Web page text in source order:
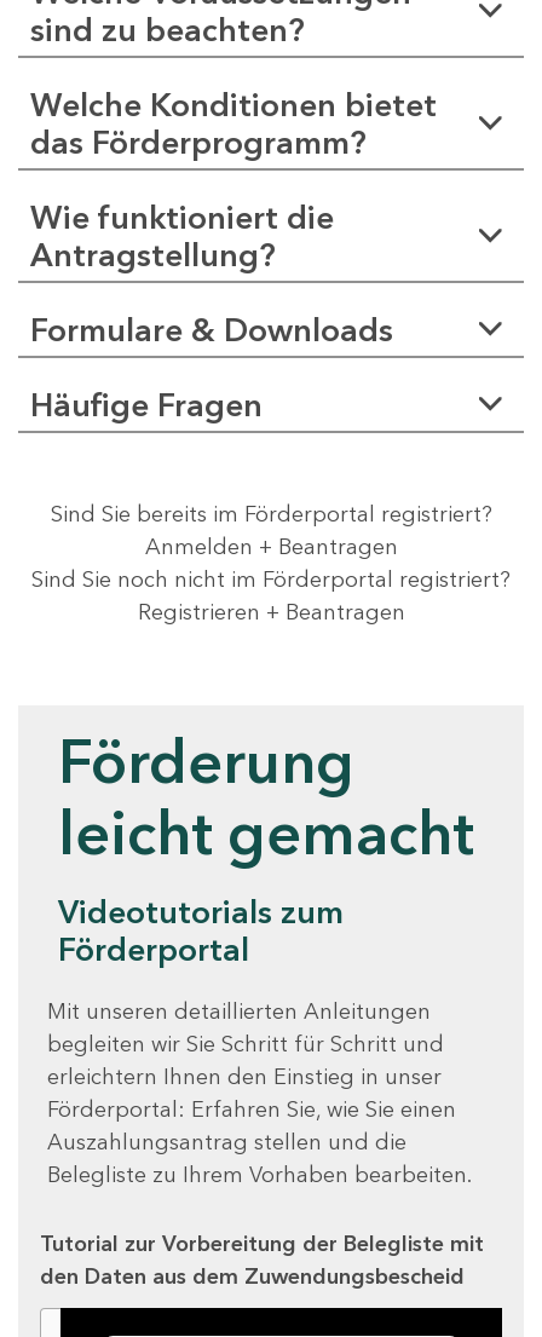
sind zu beachten?
Welche Konditionen bietet
das Förderprogramm?
Wie funktioniert die
Antragstellung?
Formulare & Downloads
Häufige Fragen
Sind Sie bereits im Förderportal registriert?
Anmelden + Beantragen
Sind Sie noch nicht im Förderportal registriert?
Registrieren + Beantragen
Förderung
leicht gemacht
Videotutorials zum
Förderportal
Mit unseren detaillierten Anleitungen
begleiten wir Sie Schritt für Schritt und
erleichtern Ihnen den Einstieg in unser
Förderportal: Erfahren Sie, wie Sie einen
Auszahlungsantrag stellen und die
Belegliste zu Ihrem Vorhaben bearbeiten.
Tutorial zur Vorbereitung der Belegliste mit
den Daten aus dem Zuwendungsbescheid